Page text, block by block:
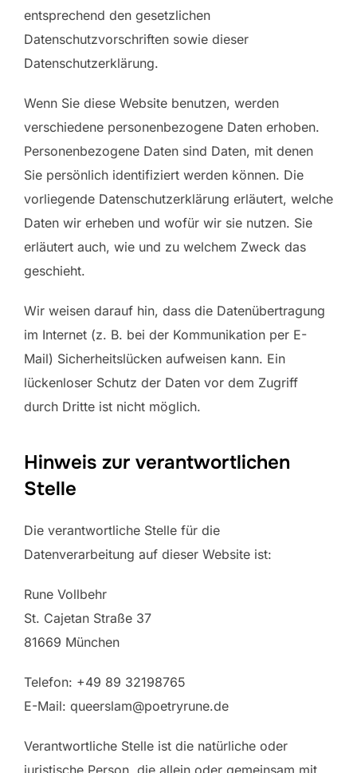
entsprechend den gesetzlichen
Datenschutzvorschriften sowie dieser
Datenschutzerklärung.
Wenn Sie diese Website benutzen, werden
verschiedene personenbezogene Daten erhoben.
Personenbezogene Daten sind Daten, mit denen
Sie persönlich identifiziert werden können. Die
vorliegende Datenschutzerklärung erläutert, welche
Daten wir erheben und wofür wir sie nutzen. Sie
erläutert auch, wie und zu welchem Zweck das
geschieht.
Wir weisen darauf hin, dass die Datenübertragung
im Internet (z. B. bei der Kommunikation per E-
Mail) Sicherheitslücken aufweisen kann. Ein
lückenloser Schutz der Daten vor dem Zugriff
durch Dritte ist nicht möglich.
Hinweis zur verantwortlichen
Stelle
Die verantwortliche Stelle für die
Datenverarbeitung auf dieser Website ist:
Rune Vollbehr
St. Cajetan Straße 37
81669 München
Telefon: +49 89 32198765
E-Mail: queerslam@poetryrune.de
Verantwortliche Stelle ist die natürliche oder
juristische Person, die allein oder gemeinsam mit